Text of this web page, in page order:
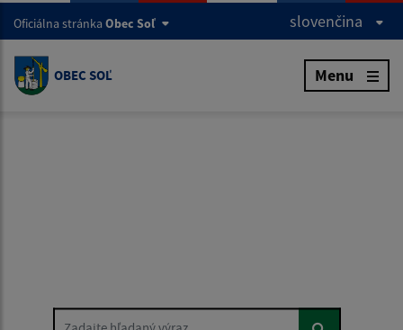
Oficiálna stránka Obec Soľ slovenčina
OBEC SOĽ Menu
Zadajte hľadaný výraz